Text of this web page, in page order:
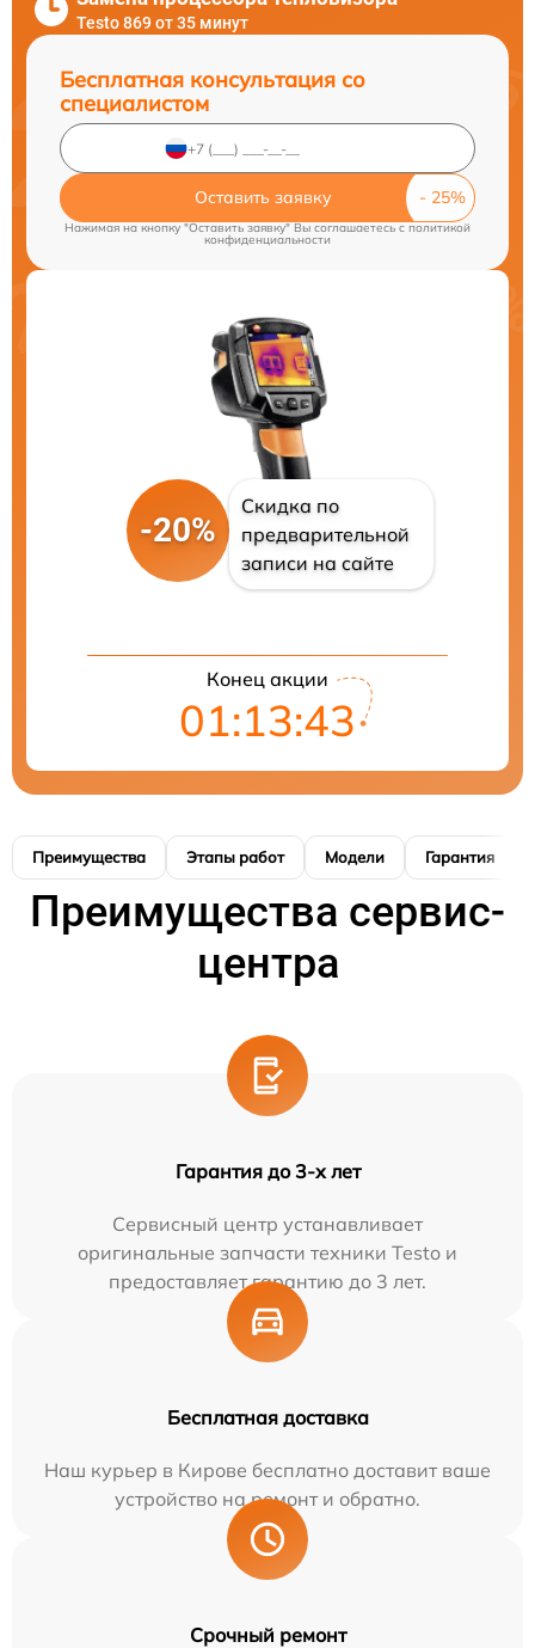
Testo 869 от 35 минут
Бесплатная консультация со
специалистом
Оставить заявку
Нажимая на кнопку "Оставить заявку" Вы соглашаетесь cполитикой
конфиденциальности
-20%
Скидка по
предварительной
записи на сайте
Конец акции
01:13:42
Преимущества Этапы работ Модели Гарантия
Преимущества сервис-
центра
Гарантия до 3-х лет
Сервисный центр устанавливает
оригинальные запчасти техники Testo и
предоставляет гарантию до 3 лет.
Бесплатная доставка
Наш курьер в Кирове бесплатно доставит ваше
устройство на ремонт и обратно.
Срочный ремонт